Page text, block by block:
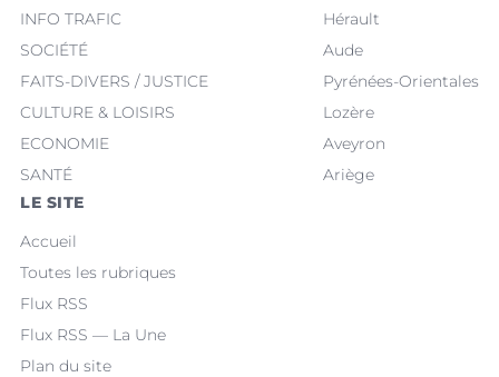
INFO TRAFIC
SOCIÉTÉ
FAITS-DIVERS / JUSTICE
CULTURE & LOISIRS
ECONOMIE
SANTÉ
Hérault
Aude
Pyrénées-Orientales
Lozère
Aveyron
Ariège
LE SITE
Accueil
Toutes les rubriques
Flux RSS
Flux RSS — La Une
Plan du site